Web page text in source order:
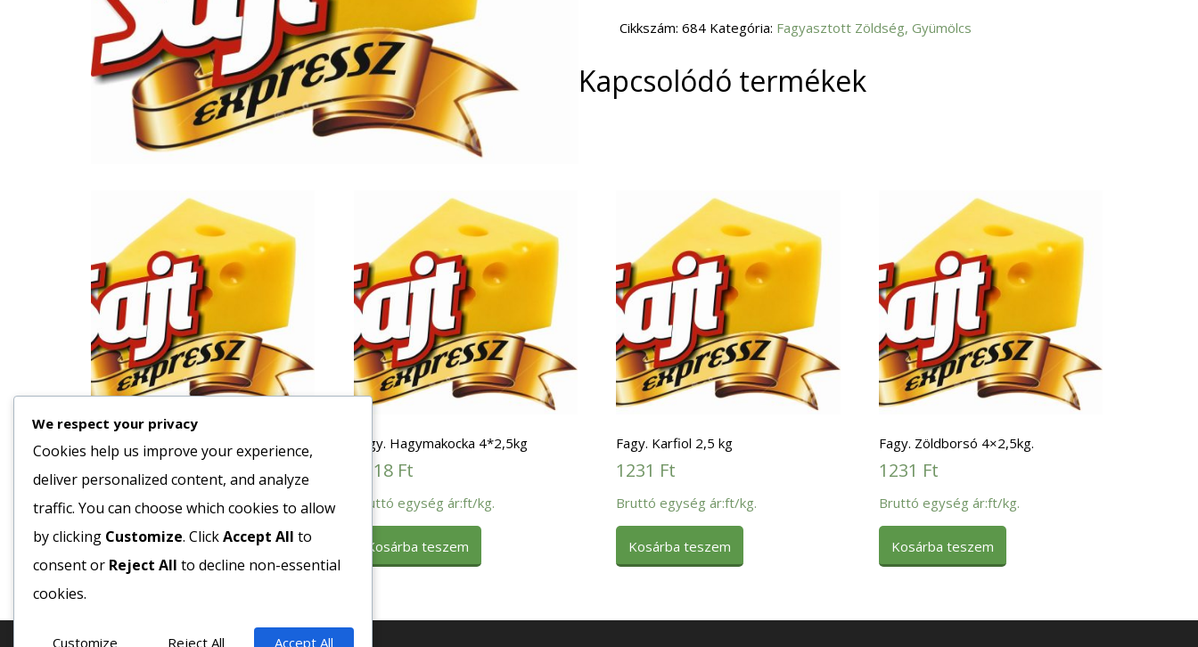
5x2,5kg.
Cikkszám: 684 Kategória: Fagyasztott Zöldség, Gyümölcs
Kapcsolódó termékek
Fagy. Bébi Sárgarépa 4×2,5 kg
Ft
Bruttó egység ár:ft/kg.
Kosárba teszem
Fagy. Hagymakocka 4*2,5kg
1218 Ft
Bruttó egység ár:ft/kg.
Kosárba teszem
Fagy. Karfiol 2,5 kg
1231 Ft
Bruttó egység ár:ft/kg.
Kosárba teszem
Fagy. Zöldborsó 4×2,5kg.
1231 Ft
Bruttó egység ár:ft/kg.
Kosárba teszem
We respect your privacy
Cookies help us improve your experience,
deliver personalized content, and analyze
traffic. You can choose which cookies to allow
by clicking Customize. ClickAccept All to
consent or Reject All to decline non-essential
cookies.
Customize Reject All Accept All